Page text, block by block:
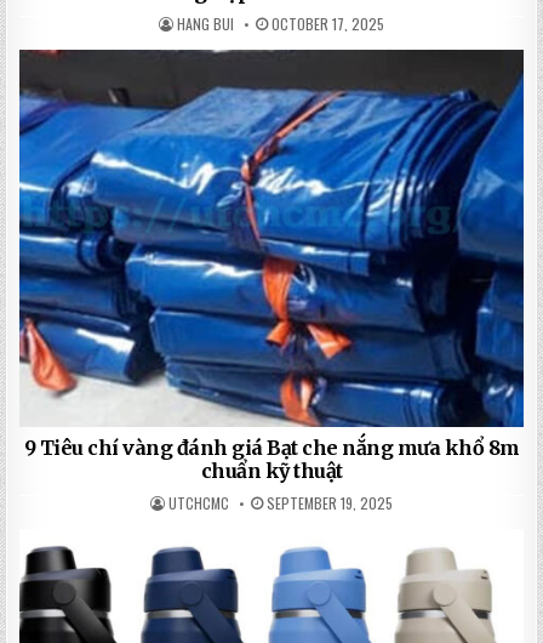
HANG BUI OCTOBER 17, 2025
9 Tiêu chí vàng đánh giá Bạt che nắng mưa khổ 8m
chuẩn kỹ thuật
UTCHCMC SEPTEMBER 19, 2025